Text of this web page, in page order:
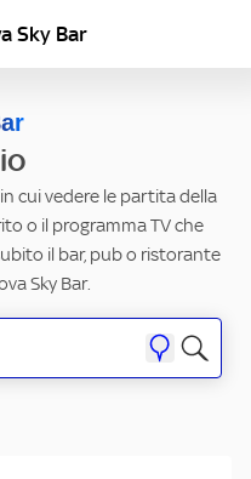
Sky Bar
cui vedere le partita della
o il programma TV che
il bar, pub o ristorante
Sky Bar.